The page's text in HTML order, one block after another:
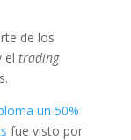
de los
el trading
un 50%
fue visto por